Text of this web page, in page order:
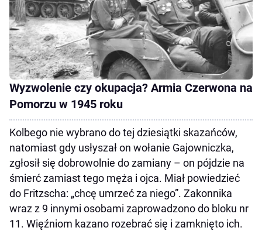
Wyzwolenie czy okupacja? Armia Czerwona na
Pomorzu w 1945 roku
Kolbego nie wybrano do tej dziesiątki skazańców,
natomiast gdy usłyszał on wołanie Gajowniczka,
zgłosił się dobrowolnie do zamiany – on pójdzie na
śmierć zamiast tego męża i ojca. Miał powiedzieć
do Fritzscha: „chcę umrzeć za niego”. Zakonnika
wraz z 9 innymi osobami zaprowadzono do bloku nr
11. Więźniom kazano rozebrać się i zamknięto ich.